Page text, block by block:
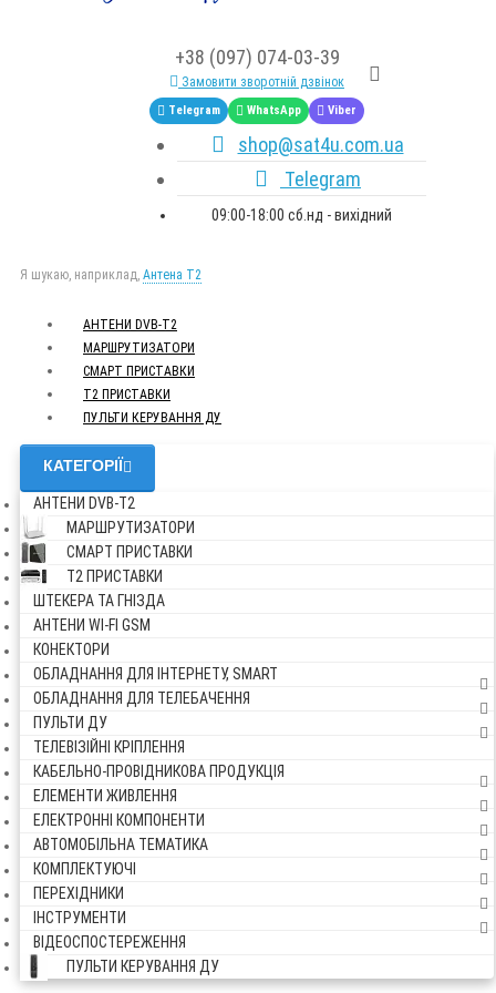
+38 (097) 074-03-39
Замовити зворотній дзвінок
Telegram WhatsApp Viber
shop@sat4u.com.ua
Telegram
09:00-18:00 сб.нд - вихідний
Я шукаю, наприклад, Антена Т2
АНТЕНИ DVB-Т2
МАРШРУТИЗАТОРИ
СМАРТ ПРИСТАВКИ
Т2 ПРИСТАВКИ
ПУЛЬТИ КЕРУВАННЯ ДУ
КАТЕГОРІЇ
АНТЕНИ DVB-Т2
МАРШРУТИЗАТОРИ
СМАРТ ПРИСТАВКИ
Т2 ПРИСТАВКИ
ШТЕКЕРА ТА ГНІЗДА
АНТЕНИ WI-FI GSM
КОНЕКТОРИ
ОБЛАДНАННЯ ДЛЯ ІНТЕРНЕТУ, SMART
ОБЛАДНАННЯ ДЛЯ ТЕЛЕБАЧЕННЯ
ПУЛЬТИ ДУ
ТЕЛЕВІЗІЙНІ КРІПЛЕННЯ
КАБЕЛЬНО-ПРОВІДНИКОВА ПРОДУКЦІЯ
ЕЛЕМЕНТИ ЖИВЛЕННЯ
ЕЛЕКТРОННІ КОМПОНЕНТИ
АВТОМОБІЛЬНА ТЕМАТИКА
КОМПЛЕКТУЮЧІ
ПЕРЕХІДНИКИ
ІНСТРУМЕНТИ
ВІДЕОСПОСТЕРЕЖЕННЯ
ПУЛЬТИ КЕРУВАННЯ ДУ